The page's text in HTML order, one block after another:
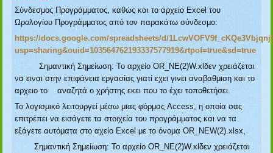
Σύνδεσμος Προγράμματος, καθώς και το αρχείο Excel του
Ωρολογίου Προγράμματος από τον παρακάτω σύνδεσμο:
https://docs.google.com/spreadsheets/d/
usp=sharing&ouid=103564762193337577919&rtpof=true&sd=true
Σημαντική Σημείωση: Το αρχείο OR_NE(2)W.xlδεν χρειάζεται
να ειναι στην επιφάνεια εργασίας γιατί εχει γινει αναβαθμιση και το
αρχειο το αναζητά ο χρήστης εκει που το έχει τοποθετήσει.
Το λογισμικό λειτουργεί μέσω μιας φόρμας Access, η οποία σας
επιτρέπει να εισάγετε τα στοιχεία του προγράμματος και να τα
εξάγετε αυτόματα στο αχείο Excel με το όνομα OR_NEW(2).xlsx,
Σημαντική Σημείωση: Το αρχείο OR_NE(2)W.xlδεν χρειάζεται